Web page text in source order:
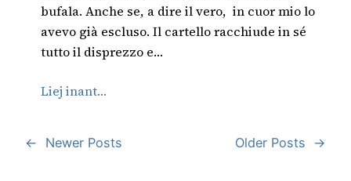
bufala. Anche se, a dire il vero, in cuor mio lo
avevo già escluso. Il cartello racchiude in sé
tutto il disprezzo e…
Liej inant…
← Newer Posts Older Posts →